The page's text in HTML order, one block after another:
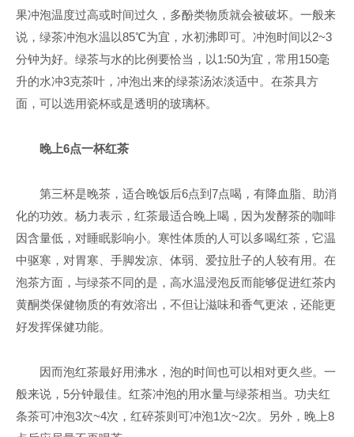
果冲泡温度过高或时间过久，多酚类物质就会被破坏。一般来
说，绿茶冲泡水温以85℃为宜，水初沸即可。冲泡时间以2~3
分钟为好。绿茶与水的比例要恰当，以1:50为宜，常用150毫
升的水冲3克茶叶，冲泡出来的绿茶汤浓淡适中。在茶具方
面，可以选用瓷杯或是透明的玻璃杯。
晚上6点一杯红茶
第三杯是晚茶，适合晚饭后6点到7点喝，有降血脂、助消
化的功效。杨力表示，红茶最适合晚上喝，因为发酵茶的咖啡
因含量低，对睡眠影响小。寒性体质的人可以多喝红茶，它温
中驱寒，对胃寒、手脚发凉、体弱、爱拉肚子的人较有用。在
泡茶方面，与绿茶不同的是，高水温浸泡反而能够促进红茶内
黄酮类保健物质的有效溶出，不但让滋味和香气更浓，还能更
好发挥保健功能。
因而泡红茶最好用沸水，泡的时间也可以相对更久些。一
般来说，5分钟最佳。红茶冲泡的用水量与绿茶相当。功夫红
条茶可冲泡3次~4次，红碎茶则可冲泡1次~2次。另外，晚上8